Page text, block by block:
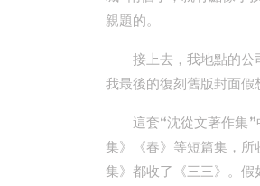
親題的。
接上去，我地點的公
我最後的復刻舊版封面假
這套“沈從文著作集
集》《春》等短篇集，
集》都收了《三三》。